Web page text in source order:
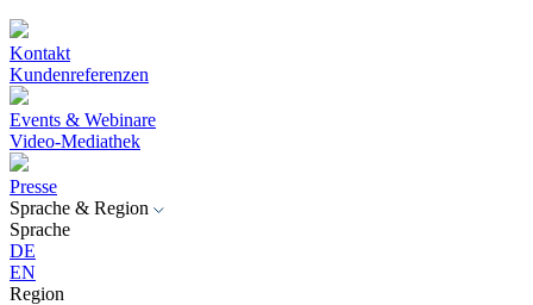
Kontakt
Kundenreferenzen
Events & Webinare
Video-Mediathek
Presse
Sprache & Region
Sprache
DE
EN
Region